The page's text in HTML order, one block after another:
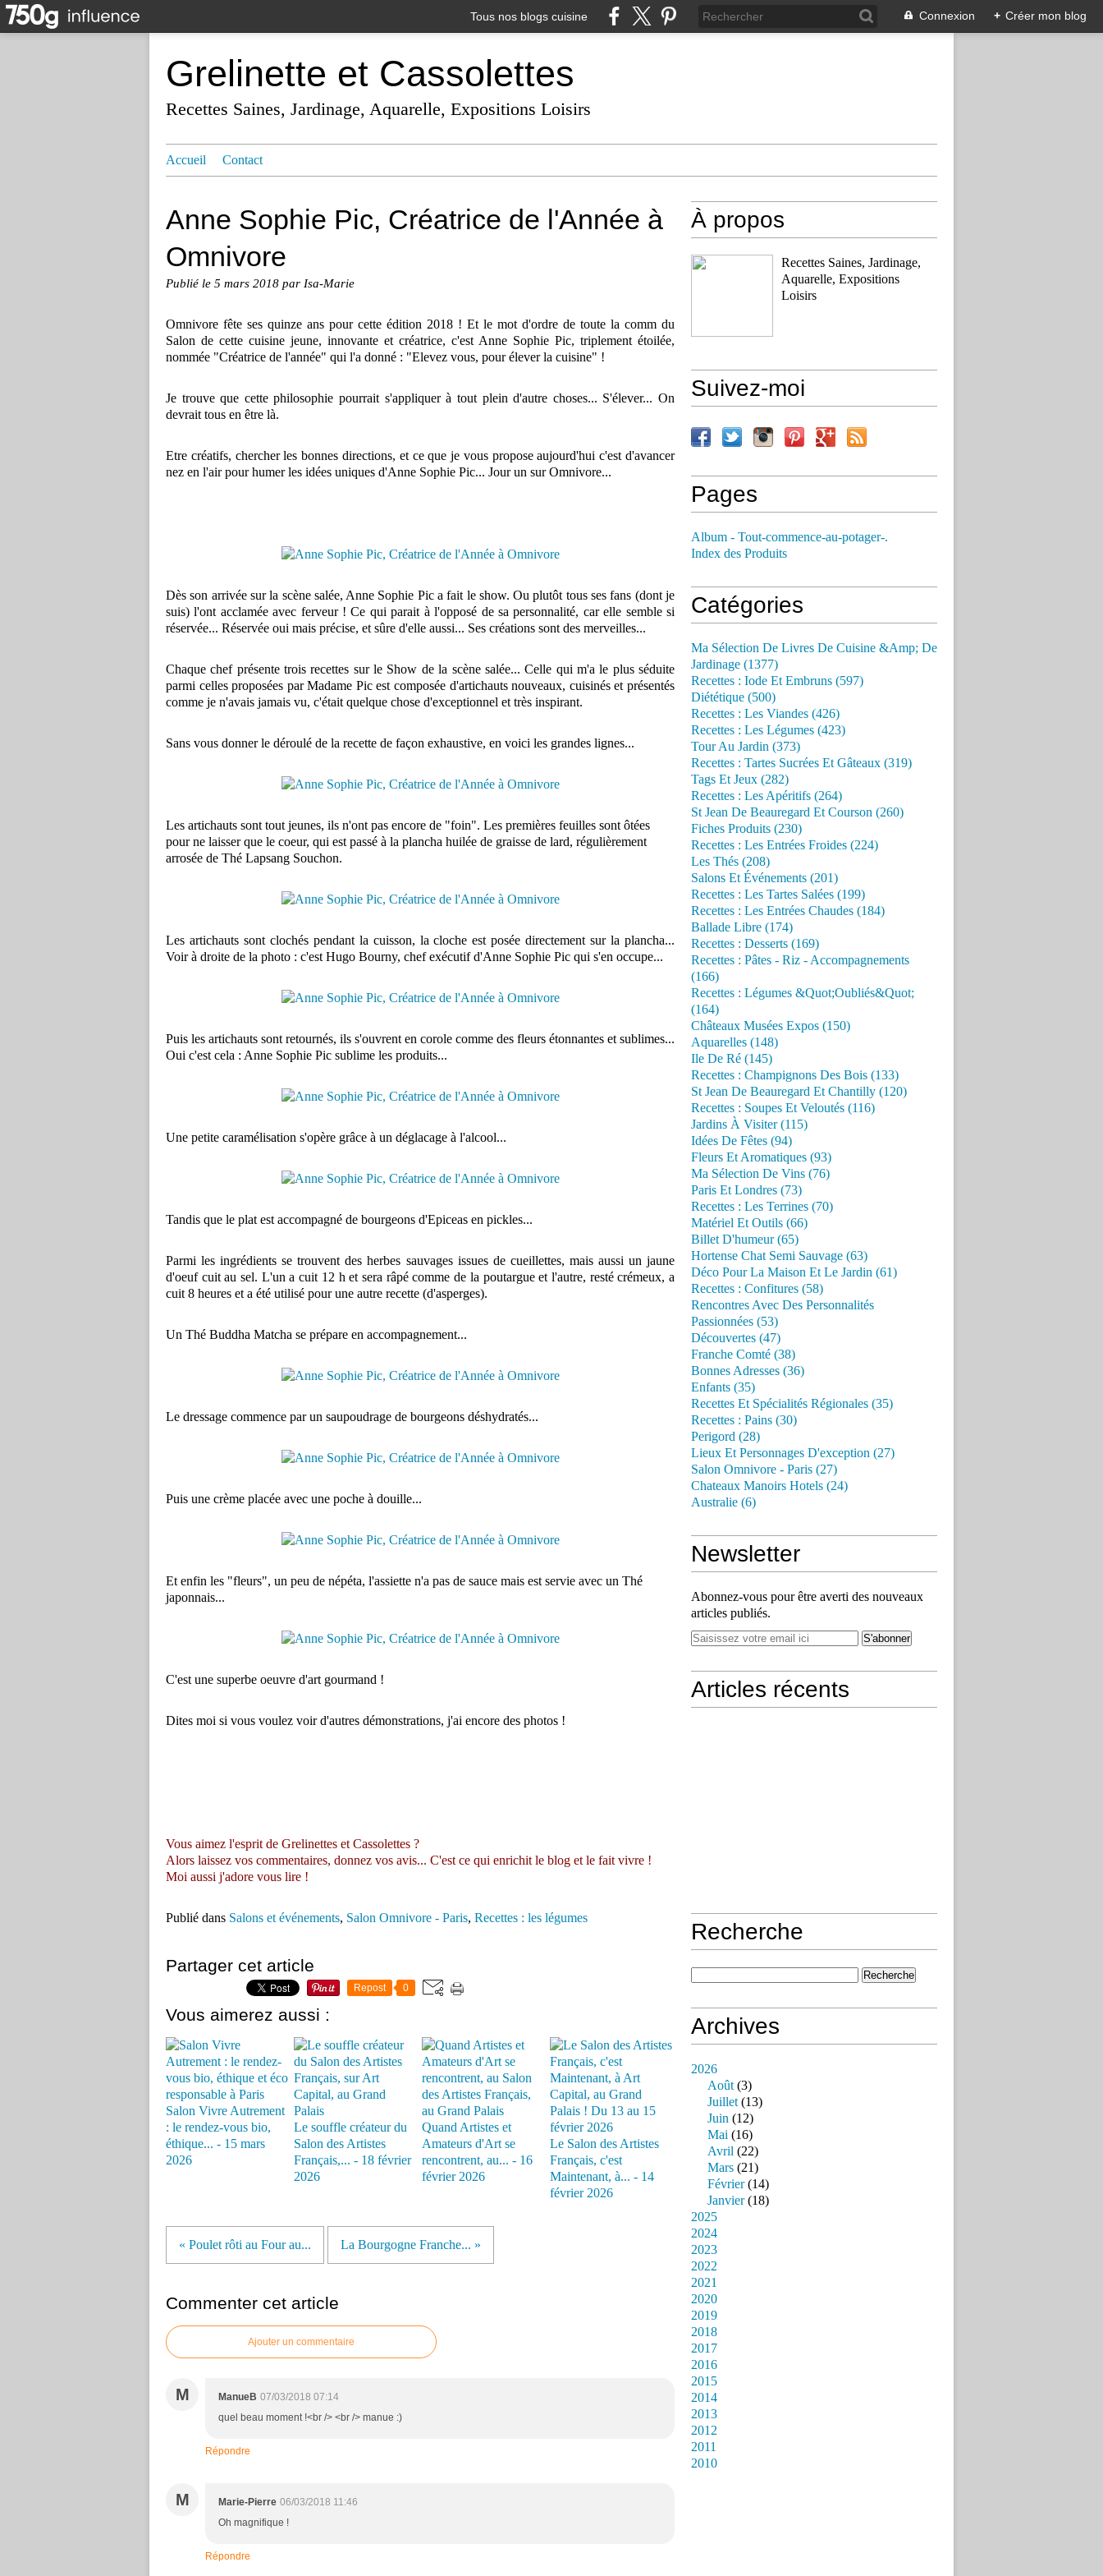
Tous nos blogs cuisine Connexion + Créer mon blog
Grelinette et Cassolettes
Recettes Saines, Jardinage, Aquarelle, Expositions Loisirs
Accueil Contact
Anne Sophie Pic, Créatrice de l'Année à
Omnivore
Publié le 5 mars 2018 par Isa-Marie
Omnivore fête ses quinze ans pour cette édition 2018 ! Et le mot d'ordre de toute la comm du
Salon de cette cuisine jeune, innovante et créatrice, c'est Anne Sophie Pic, triplement étoilée,
nommée "Créatrice de l'année" qui l'a donné : "Elevez vous, pour élever la cuisine" !
Je trouve que cette philosophie pourrait s'appliquer à tout plein d'autre choses... S'élever... On
devrait tous en être là.
Etre créatifs, chercher les bonnes directions, et ce que je vous propose aujourd'hui c'est d'avancer
nez en l'air pour humer les idées uniques d'Anne Sophie Pic... Jour un sur Omnivore...
Dès son arrivée sur la scène salée, Anne Sophie Pic a fait le show. Ou plutôt tous ses fans (dont je
suis) l'ont acclamée avec ferveur ! Ce qui parait à l'opposé de sa personnalité, car elle semble si
réservée... Réservée oui mais précise, et sûre d'elle aussi... Ses créations sont des merveilles...
Chaque chef présente trois recettes sur le Show de la scène salée... Celle qui m'a le plus séduite
parmi celles proposées par Madame Pic est composée d'artichauts nouveaux, cuisinés et présentés
comme je n'avais jamais vu, c'était quelque chose d'exceptionnel et très inspirant.
Sans vous donner le déroulé de la recette de façon exhaustive, en voici les grandes lignes...
Les artichauts sont tout jeunes, ils n'ont pas encore de "foin". Les premières feuilles sont ôtées
pour ne laisser que le coeur, qui est passé à la plancha huilée de graisse de lard, régulièrement
arrosée de Thé Lapsang Souchon.
Les artichauts sont clochés pendant la cuisson, la cloche est posée directement sur la plancha...
Voir à droite de la photo : c'est Hugo Bourny, chef exécutif d'Anne Sophie Pic qui s'en occupe...
Puis les artichauts sont retournés, ils s'ouvrent en corole comme des fleurs étonnantes et sublimes...
Oui c'est cela : Anne Sophie Pic sublime les produits...
Une petite caramélisation s'opère grâce à un déglacage à l'alcool...
Tandis que le plat est accompagné de bourgeons d'Epiceas en pickles...
Parmi les ingrédients se trouvent des herbes sauvages issues de cueillettes, mais aussi un jaune
d'oeuf cuit au sel. L'un a cuit 12 h et sera râpé comme de la poutargue et l'autre, resté crémeux, a
cuit 8 heures et a été utilisé pour une autre recette (d'asperges).
Un Thé Buddha Matcha se prépare en accompagnement...
Le dressage commence par un saupoudrage de bourgeons déshydratés...
Puis une crème placée avec une poche à douille...
Et enfin les "fleurs", un peu de népéta, l'assiette n'a pas de sauce mais est servie avec un Thé
japonnais...
C'est une superbe oeuvre d'art gourmand !
Dites moi si vous voulez voir d'autres démonstrations, j'ai encore des photos !
Vous aimez l'esprit de Grelinettes et Cassolettes ?
Alors laissez vos commentaires, donnez vos avis... C'est ce qui enrichit le blog et le fait vivre !
Moi aussi j'adore vous lire !
Publié dans Salons et événements, Salon Omnivore - Paris, Recettes : les légumes
Partager cet article
Repost 0
Vous aimerez aussi :
Salon Vivre Autrement
: le rendez-vous bio,
éthique... - 15 mars
2026
Le souffle créateur du
Salon des Artistes
Français,... - 18 février
2026
Quand Artistes et
Amateurs d'Art se
rencontrent, au... - 16
février 2026
Le Salon des Artistes
Français, c'est
Maintenant, à... - 14
février 2026
« Poulet rôti au Four au... La Bourgogne Franche... »
Commenter cet article
Ajouter un commentaire
M ManueB 07/03/2018 07:14
quel beau moment !<br /> <br /> manue :)
Répondre
M Marie-Pierre 06/03/2018 11:46
Oh magnifique !
Répondre
À propos
Recettes Saines, Jardinage,
Aquarelle, Expositions
Loisirs
Suivez-moi
Pages
Album - Tout-commence-au-potager-.
Index des Produits
Catégories
Ma Sélection De Livres De Cuisine &Amp; De
Jardinage (1377)
Recettes : Iode Et Embruns (597)
Diététique (500)
Recettes : Les Viandes (426)
Recettes : Les Légumes (423)
Tour Au Jardin (373)
Recettes : Tartes Sucrées Et Gâteaux (319)
Tags Et Jeux (282)
Recettes : Les Apéritifs (264)
St Jean De Beauregard Et Courson (260)
Fiches Produits (230)
Recettes : Les Entrées Froides (224)
Les Thés (208)
Salons Et Événements (201)
Recettes : Les Tartes Salées (199)
Recettes : Les Entrées Chaudes (184)
Ballade Libre (174)
Recettes : Desserts (169)
Recettes : Pâtes - Riz - Accompagnements
(166)
Recettes : Légumes &Quot;Oubliés&Quot;
(164)
Châteaux Musées Expos (150)
Aquarelles (148)
Ile De Ré (145)
Recettes : Champignons Des Bois (133)
St Jean De Beauregard Et Chantilly (120)
Recettes : Soupes Et Veloutés (116)
Jardins À Visiter (115)
Idées De Fêtes (94)
Fleurs Et Aromatiques (93)
Ma Sélection De Vins (76)
Paris Et Londres (73)
Recettes : Les Terrines (70)
Matériel Et Outils (66)
Billet D'humeur (65)
Hortense Chat Semi Sauvage (63)
Déco Pour La Maison Et Le Jardin (61)
Recettes : Confitures (58)
Rencontres Avec Des Personnalités
Passionnées (53)
Découvertes (47)
Franche Comté (38)
Bonnes Adresses (36)
Enfants (35)
Recettes Et Spécialités Régionales (35)
Recettes : Pains (30)
Perigord (28)
Lieux Et Personnages D'exception (27)
Salon Omnivore - Paris (27)
Chateaux Manoirs Hotels (24)
Australie (6)
Newsletter
Abonnez-vous pour être averti des nouveaux
articles publiés.
Articles récents
Recherche
Archives
2026
Août(3)
Juillet(13)
Juin (12)
Mai (16)
Avril (22)
Mars (21)
Février(14)
Janvier(18)
2025
2024
2023
2022
2021
2020
2019
2018
2017
2016
2015
2014
2013
2012
2011
2010